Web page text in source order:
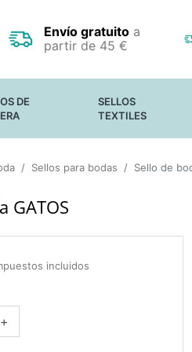
Envío gratuitoa
partir de 45 €
DE
EN
SELLOS
SELLOS
TEXTILES
Sellos para bodas Sello de
GATOS
incluidos
+